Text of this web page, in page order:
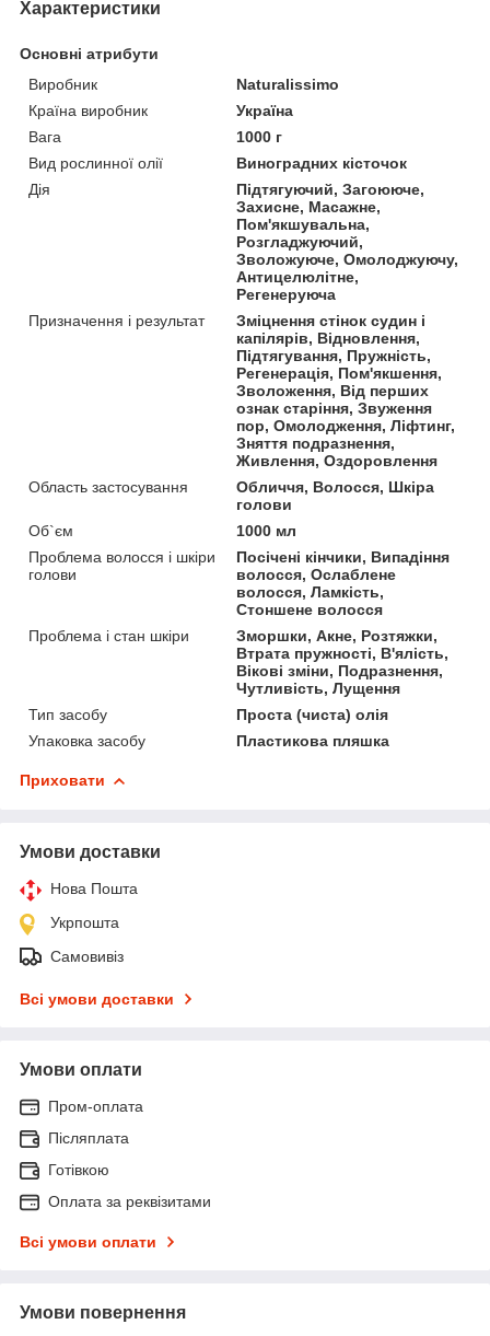
Характеристики
Основні атрибути
Виробник
Naturalissimo
Країна виробник
Україна
Вага
1000 г
Вид рослинної олії
Виноградних кісточок
Дія
Підтягуючий, Загоююче,
Захисне, Масажне,
Пом'якшувальна,
Розгладжуючий,
Зволожуюче, Омолоджуючу,
Антицелюлітне,
Регенеруюча
Призначення і результат
Зміцнення стінок судин і
капілярів, Відновлення,
Підтягування, Пружність,
Регенерація, Пом'якшення,
Зволоження, Від перших
ознак старіння, Звуження
пор, Омолодження, Ліфтинг,
Зняття подразнення,
Живлення, Оздоровлення
Область застосування
Обличчя, Волосся, Шкіра
голови
Об`єм
1000 мл
Проблема волосся і шкіри
голови
Посічені кінчики, Випадіння
волосся, Ослаблене
волосся, Ламкість,
Стоншене волосся
Проблема і стан шкіри
Зморшки, Акне, Розтяжки,
Втрата пружності, В'ялість,
Вікові зміни, Подразнення,
Чутливість, Лущення
Тип засобу
Проста (чиста) олія
Упаковка засобу
Пластикова пляшка
Приховати
Умови доставки
Нова Пошта
Укрпошта
Самовивіз
Всі умови доставки
Умови оплати
Пром-оплата
Післяплата
Готівкою
Оплата за реквізитами
Всі умови оплати
Умови повернення